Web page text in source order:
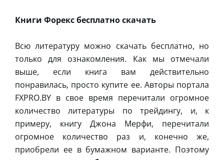
Книги Форекс бесплатно скачать
Всю литературу можно скачать бесплатно, но
только для ознакомления. Как мы отмечали
выше, если книга вам действительно
понравилась, просто купите ее. Авторы портала
FXPRO.BY в свое время перечитали огромное
количество литературы по трейдингу, и, к
примеру, книгу Джона Мерфи, перечитали
огромное количество раз и, конечно же,
приобрели ее в бумажном варианте. Поэтому